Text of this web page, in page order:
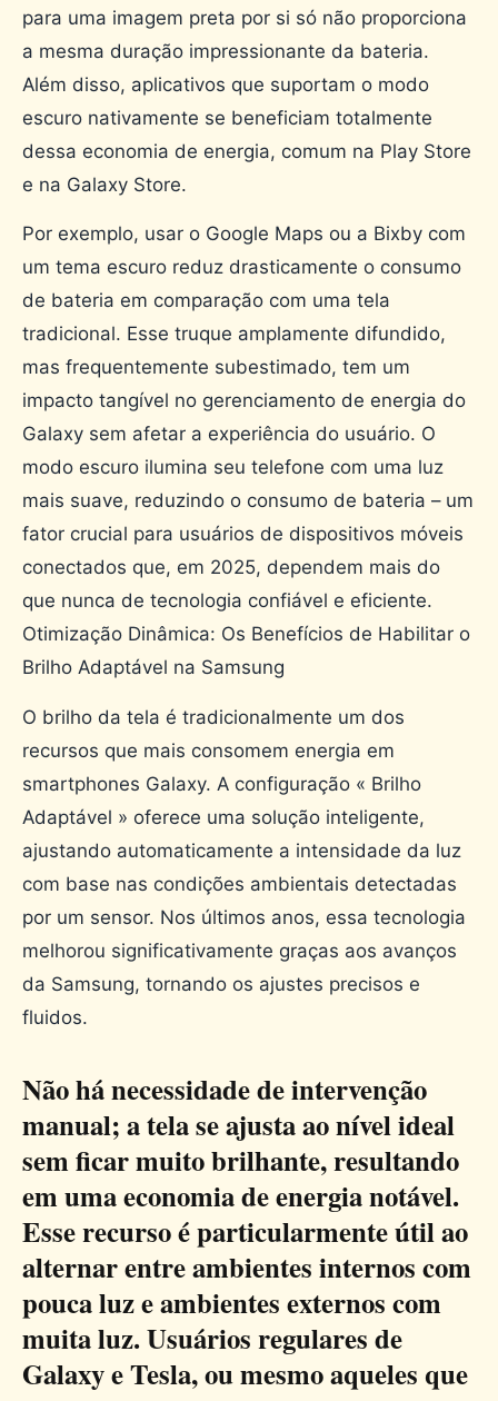
para uma imagem preta por si só não proporciona
a mesma duração impressionante da bateria.
Além disso, aplicativos que suportam o modo
escuro nativamente se beneficiam totalmente
dessa economia de energia, comum na Play Store
e na Galaxy Store.
Por exemplo, usar o Google Maps ou a Bixby com
um tema escuro reduz drasticamente o consumo
de bateria em comparação com uma tela
tradicional. Esse truque amplamente difundido,
mas frequentemente subestimado, tem um
impacto tangível no gerenciamento de energia do
Galaxy sem afetar a experiência do usuário. O
modo escuro ilumina seu telefone com uma luz
mais suave, reduzindo o consumo de bateria – um
fator crucial para usuários de dispositivos móveis
conectados que, em 2025, dependem mais do
que nunca de tecnologia confiável e eficiente.
Otimização Dinâmica: Os Benefícios de Habilitar o
Brilho Adaptável na Samsung
O brilho da tela é tradicionalmente um dos
recursos que mais consomem energia em
smartphones Galaxy. A configuração « Brilho
Adaptável » oferece uma solução inteligente,
ajustando automaticamente a intensidade da luz
com base nas condições ambientais detectadas
por um sensor. Nos últimos anos, essa tecnologia
melhorou significativamente graças aos avanços
da Samsung, tornando os ajustes precisos e
fluidos.
Não há necessidade de intervenção
manual; a tela se ajusta ao nível ideal
sem ficar muito brilhante, resultando
em uma economia de energia notável.
Esse recurso é particularmente útil ao
alternar entre ambientes internos com
pouca luz e ambientes externos com
muita luz. Usuários regulares de
Galaxy e Tesla, ou mesmo aqueles que